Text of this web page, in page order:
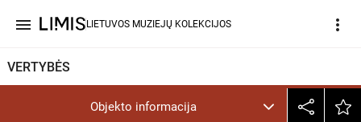
menu LIETUVOS MUZIEJŲ KOLEKCIJOS more_vert
VERTYBĖS
Objekto informacija